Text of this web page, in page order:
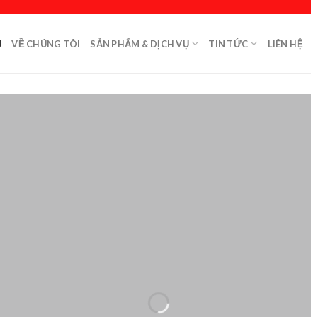
VỀ CHÚNG TÔI SẢN PHẨM & DỊCH VỤ TIN TỨC LIÊN HỆ